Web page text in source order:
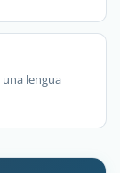
lengua